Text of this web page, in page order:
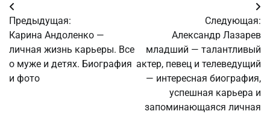
Навигация
по
записям
Предыдущая:
Карина Андоленко —
личная жизнь карьеры. Все
о муже и детях. Биография
и фото
Следующая:
Александр Лазарев
младший — талантливый
актер, певец и телеведущий
— интересная биография,
успешная карьера и
запоминающаяся личная